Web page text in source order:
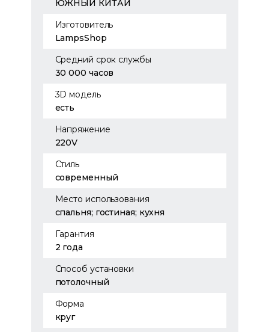
ЮЖНЫЙ КИТАЙ
Изготовитель
LampsShop
Средний срок службы
30 000 часов
3D модель
есть
Напряжение
220V
Стиль
современный
Место использования
спальня; гостиная; кухня
Гарантия
2 года
Способ установки
потолочный
Форма
круг